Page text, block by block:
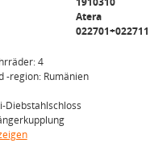
Atera
022701+022711
4
-region: Rumänien
Diebstahlschloss